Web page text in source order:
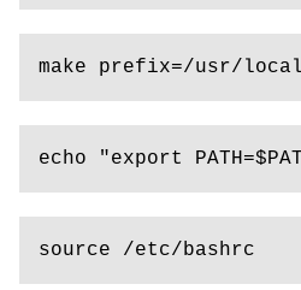
make prefix=/usr/
echo "export
source /etc/bashrc